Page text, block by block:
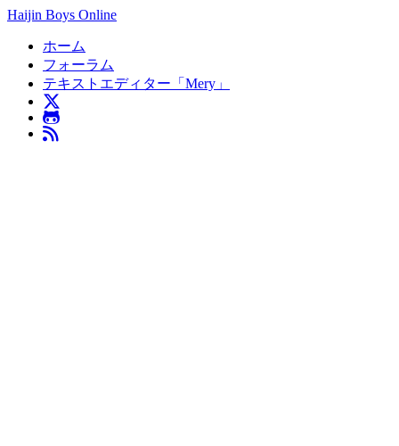
Haijin Boys Online
ホーム
フォーラム
テキストエディター「Mery」